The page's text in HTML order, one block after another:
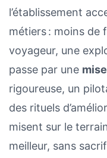
l’établissement
métiers : moins de
voyageur, une
passe par une
rigoureuse, un
des rituels
misent sur le
meilleur, sans